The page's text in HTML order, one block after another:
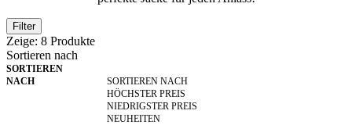
Filter
Zeige: 8 Produkte
Sortieren nach
SORTIEREN
NACH
SORTIEREN NACH
HÖCHSTER PREIS
NIEDRIGSTER PREIS
NEUHEITEN